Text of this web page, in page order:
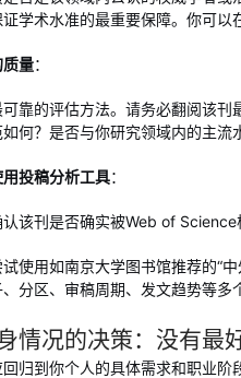
学术水准的最重要保障。你可以
量：
靠的评估方法。请务必翻阅该
何？是否与你研究领域内的主流
投稿分析工具：
该刊是否确实被Web of Science
试使用如南京大学图书馆推荐的“
分区、审稿周期、发文趋势等多
情况的决策：没有最
归到你个人的具体需求和职业阶